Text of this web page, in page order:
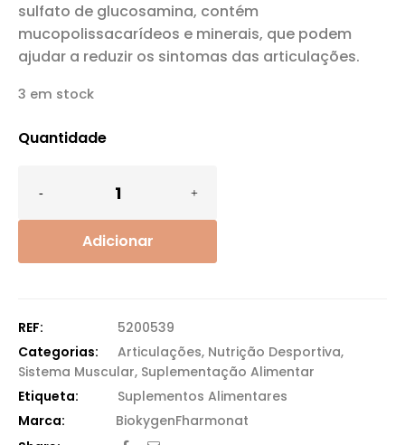
sulfato de glucosamina, contém
mucopolissacarídeos e minerais, que podem
ajudar a reduzir os sintomas das articulações.
3 em stock
Quantidade
Adicionar
REF:
5200539
Categorias:
Articulações, Nutrição Desportiva,
Sistema Muscular, Suplementação Alimentar
Etiqueta:
Suplementos Alimentares
BiokygenFharmonat